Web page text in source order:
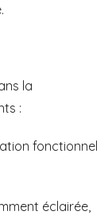
la
:
fonctionnel
éclairée